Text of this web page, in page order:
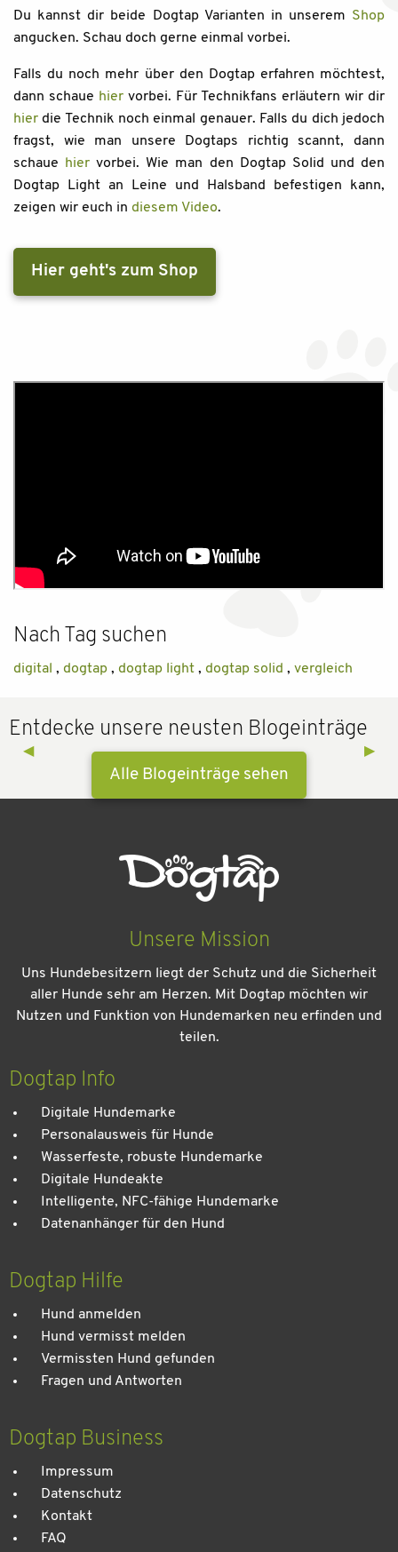
Du kannst dir beide Dogtap Varianten in unserem Shop
angucken. Schau doch gerne einmal vorbei.
Falls du noch mehr über den Dogtap erfahren möchtest,
dann schaue hier vorbei. Für Technikfans erläutern wir dir
hier die Technik noch einmal genauer. Falls du dich jedoch
fragst, wie man unsere Dogtaps richtig scannt, dann
schaue
hier vorbei. Wie man den Dogtap Solid und den
Dogtap Light an Leine und Halsband befestigen kann,
zeigen wir euch in diesem Video.
Hier geht's zum Shop
Nach Tag suchen
digital , dogtap , dogtap light , dogtap solid , vergleich
Entdecke unsere neusten Blogeinträge
Previous Slide
◀︎ Next
▶︎
Alle Blogeinträge sehen
Unsere Mission
Uns Hundebesitzern liegt der Schutz und die Sicherheit
aller Hunde sehr am Herzen. Mit Dogtap möchten wir
Nutzen und Funktion von Hundemarken neu erfinden und
teilen.
Dogtap Info
Digitale Hundemarke
Personalausweis für Hunde
Wasserfeste, robuste Hundemarke
Digitale Hundeakte
Intelligente, NFC-fähige Hundemarke
Datenanhänger für den Hund
Dogtap Hilfe
Hund anmelden
Hund vermisst melden
Vermissten Hund gefunden
Fragen und Antworten
Dogtap Business
Impressum
Datenschutz
Kontakt
FAQ